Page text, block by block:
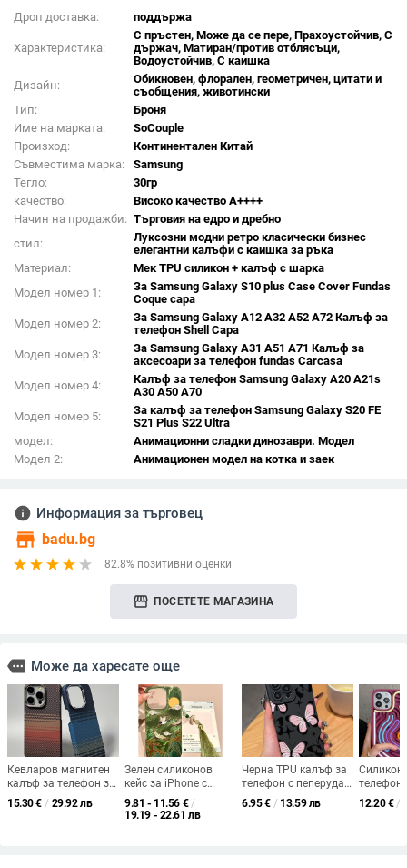
Дроп доставка: поддържа
Характеристика:
С пръстен, Може да се пере, Прахоустойчив, С
държач, Матиран/против отблясъци,
Водоустойчив, С каишка
Дизайн:
Обикновен, флорален, геометричен, цитати и
съобщения, животински
Тип:
Броня
Име на марката:
SoCouple
Произход:
Континентален Китай
Съвместима марка:
Samsung
Тегло:
30гр
качество:
Високо качество A++++
Начин на продажби: Търговия на едро и дребно
стил:
Луксозни модни ретро класически бизнес
елегантни калъфи с каишка за ръка
Материал:
Мек TPU силикон + калъф с шарка
Модел номер 1:
За Samsung Galaxy S10 plus Case Cover Fundas
Coque capa
Модел номер 2:
За Samsung Galaxy A12 A32 A52 A72 Калъф за
телефон Shell Capa
Модел номер 3:
За Samsung Galaxy A31 A51 A71 Калъф за
аксесоари за телефон fundas Carcasa
Модел номер 4:
Калъф за телефон Samsung Galaxy A20 A21s
A30 A50 A70
Модел номер 5:
За калъф за телефон Samsung Galaxy S20 FE
S21 Plus S22 Ultra
модел:
Анимационни сладки динозаври. Модел
Модел 2:
Анимационен модел на котка и заек
info Информация за търговец
store badu.bg
82.8% позитивни оценки
storefront ПОСЕТЕТЕ МАГАЗИНА
more Може да харесате още
Кевларов магнитен
калъф за телефон за
iPhone 17, карбоново
полупокритие,
15.30€ / 29.92 лв
Зелен силиконов
кейс за iPhone с
мотив късметливи
облаци и журавли,
9.81 - 11.56 € /
19.19 - 22.61 лв
Черна TPU калъф за
телефон с пеперуда
за Apple iPhone 15
Pro, 16 и iPhone 14 —
6.95€ / 13.59 лв
телефон
Puzzle
Pro Max
12.20€ /